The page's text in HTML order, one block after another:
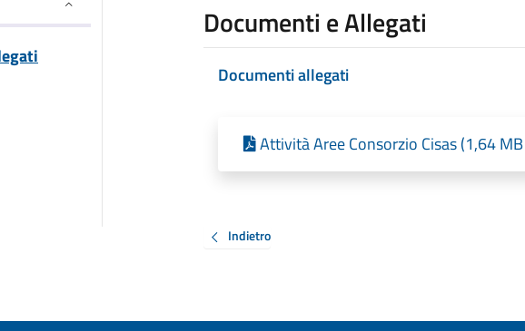
Documenti e Allegati
Documenti allegati
Attività Aree Consorzio Cisas (1,64
Indietro